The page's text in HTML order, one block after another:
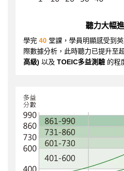
聽力大幅
學完 40 堂課，學員明顯感受到
際數據分析，此時聽力已提升至
高級) 以及 TOEIC多益測驗 的程